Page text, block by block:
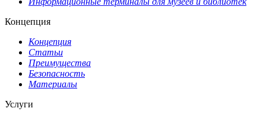
Концепция
Концепция
Статьи
Преимущества
Безопасность
Материалы
Услуги